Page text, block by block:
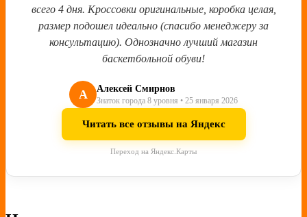
всего 4 дня. Кроссовки оригинальные, коробка целая,
размер подошел идеально (спасибо менеджеру за
консультацию). Однозначно лучший магазин
баскетбольной обуви!
А Алексей Смирнов
Знаток города 8 уровня • 25 января 2026
Читать все отзывы на Яндекс
Переход на Яндекс.Карты